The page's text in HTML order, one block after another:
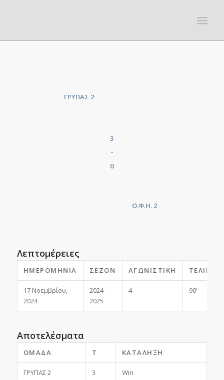
ΓΡΥΠΑΣ 2
3
-
0
Ο.Φ.Η. 2
Λεπτομέρειες
ΗΜΕΡΟΜΗΝΊΑ ΣΕΖΌΝ ΑΓΩΝΙΣΤΙΚΉ ΤΕΛΙΚΌ
17 Νοεμβρίου,
2024
2024-
2025
4 90'
Αποτελέσματα
ΟΜΆΔΑ T ΚΑΤΆΛΗΞΗ
ΓΡΥΠΑΣ 2 3 Win